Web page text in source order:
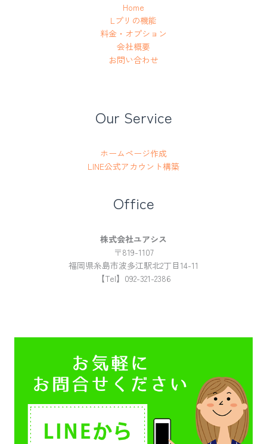
Home
Lプリの機能
料金・オプション
会社概要
お問い合わせ
Our Service
ホームページ作成
LINE公式アカウント構築
Office
株式会社ユアシス
〒819-1107
福岡県糸島市波多江駅北2丁目14-11
【Tel】092-321-2386